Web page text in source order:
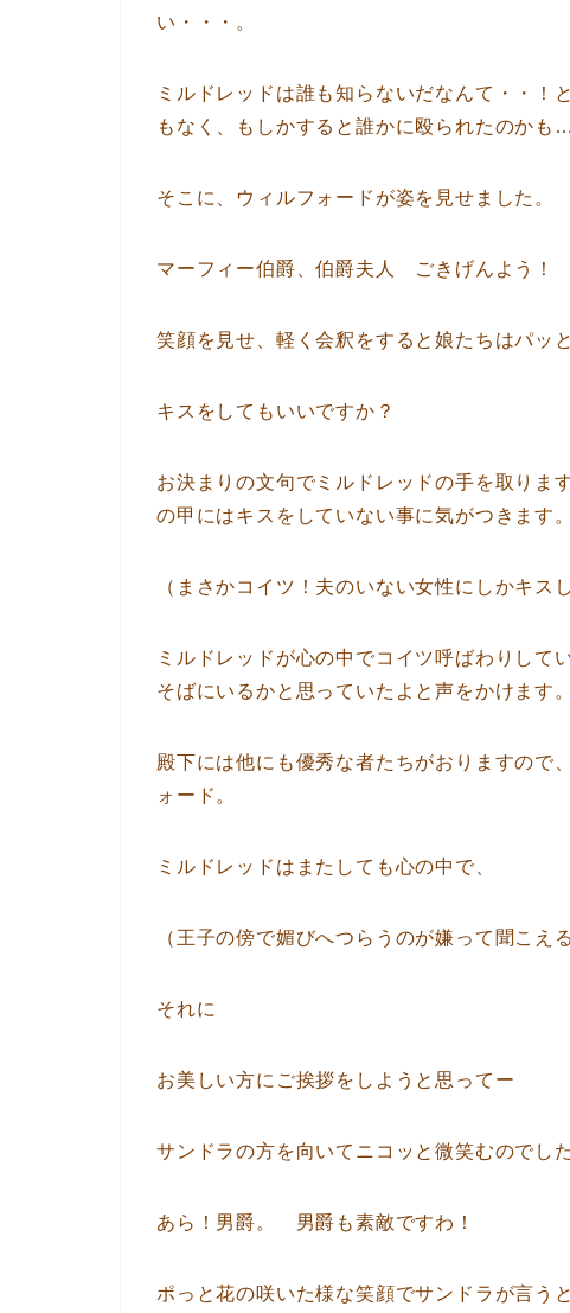
い・・・。
ミルドレッドは誰も知らないだなんて・・！
もなく、もしかすると誰かに殴られたのかも
そこに、ウィルフォードが姿を見せました。
マーフィー伯爵、伯爵夫人 ごきげんよう！
笑顔を見せ、軽く会釈をすると娘たちはパッ
キスをしてもいいですか？
お決まりの文句でミルドレッドの手を取りま
の甲にはキスをしていない事に気がつきます。
（まさかコイツ！夫のいない女性にしかキス
ミルドレッドが心の中でコイツ呼ばわりして
そばにいるかと思っていたよと声をかけます。
殿下には他にも優秀な者たちがおりますので
ォード。
ミルドレッドはまたしても心の中で、
（王子の傍で媚びへつらうのが嫌って聞こえ
それに
お美しい方にご挨拶をしようと思ってー
サンドラの方を向いてニコッと微笑むのでした
あら！男爵。 男爵も素敵ですわ！
ポっと花の咲いた様な笑顔でサンドラが言う